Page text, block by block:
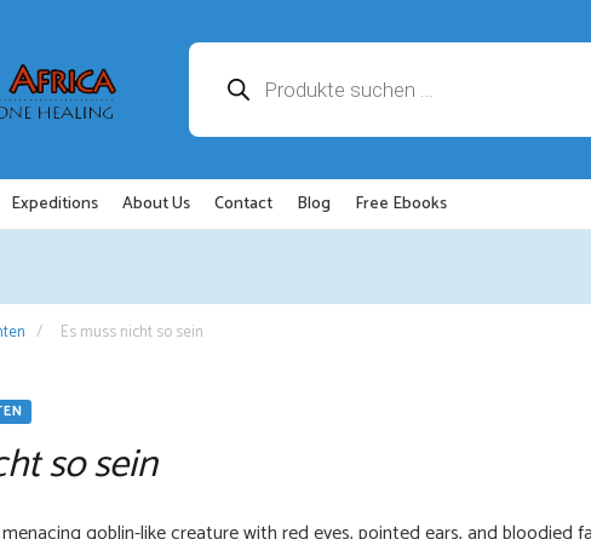
search
Expeditions About Us Contact Blog Free Ebooks
/ Es muss nicht so sein
so sein